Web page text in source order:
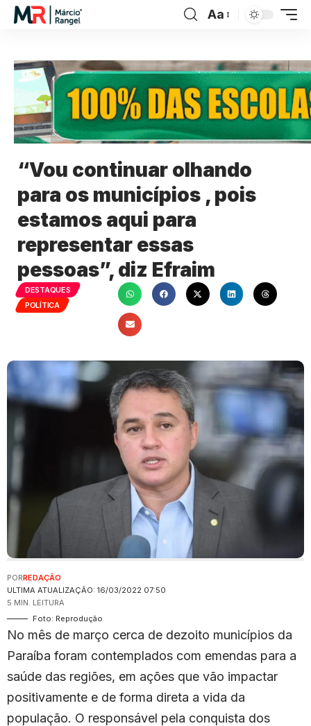
Aa
“Vou continuar olhando
para os municípios , pois
estamos aqui para
representar essas
pessoas”, diz Efraim
DESTAQUES
POLÍTICA
ULTIMA ATUALIZAÇÃO: 16/03/2022 07:50
PORREDAÇÃO
5 MIN. LEITURA
Foto: Reprodução
No mês de março cerca de dezoito municípios da
Paraíba foram contemplados com emendas para a
saúde das regiões, em ações que vão impactar
positivamente e de forma direta a vida da
população. O responsável pela conquista dos